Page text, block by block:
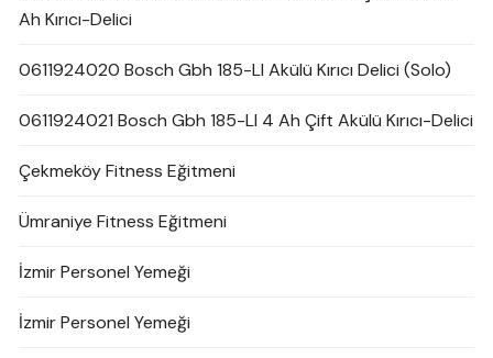
Ah Kırıcı-Delici
0611924020 Bosch Gbh 185-LI Akülü Kırıcı Delici (Solo)
0611924021 Bosch Gbh 185-LI 4 Ah Çift Akülü Kırıcı-Delici
Çekmeköy Fitness Eğitmeni
Ümraniye Fitness Eğitmeni
İzmir Personel Yemeği
İzmir Personel Yemeği